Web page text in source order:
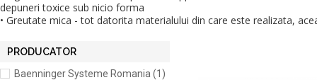
depuneri toxice sub nicio forma
• Greutate mica - tot datorita materialului din care este realizata,
PRODUCATOR
Baenninger Systeme Romania (1)